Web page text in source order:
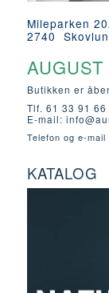
Mileparken
2740
AUGUST
Butikken er
Tlf. 61 33 91 66
E-mail:
Telefon og e-
KATALOG